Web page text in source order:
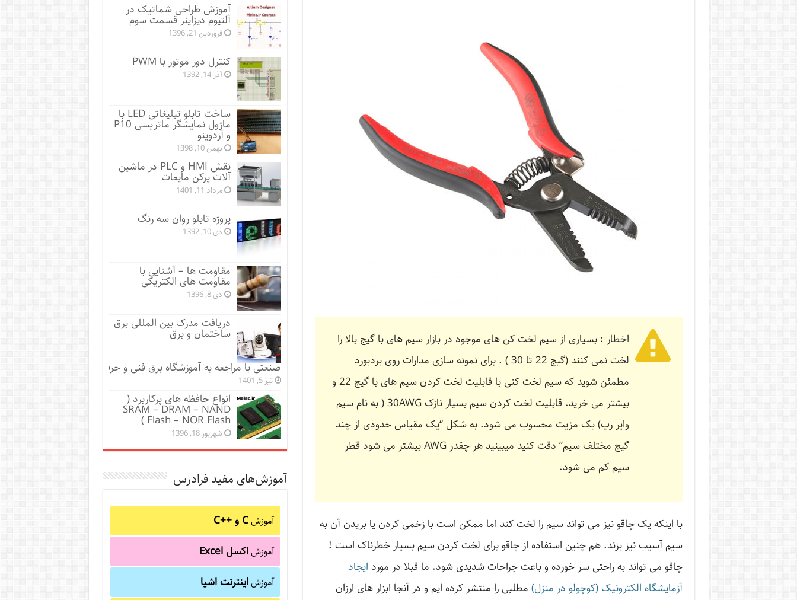
اخطار : بسیاری از سیم لخت کن های موجود در بازار سیم های با گیج بالا را
لخت نمی کنند (گیج 22 تا 30 ) . برای نمونه سازی مدارات روی بردبورد
مطمئن شوید که سیم لخت کنی با قابلیت لخت کردن سیم های با گیج 22 و
بیشتر می خرید. قابلیت لخت کردن سیم بسیار نازک 30AWG ( به نام سیم
وایر رپ) یک مزیت محسوب می شود. به شکل “یک مقیاس حدودی از چند
گیج مختلف سیم” دقت کنید میبینید هر چقدر AWG بیشتر می شود قطر
سیم کم می شود.
با اینکه یک چاقو نیز می تواند سیم را لخت کند اما ممکن است با زخمی کردن یا بریدن آن به
سیم آسیب نیز بزند. هم چنین استفاده از چاقو برای لخت کردن سیم بسیار خطرناک است !
چاقو می تواند به راحتی سر خورده و باعث جراحات شدیدی شود. ما قبلا در مورد ایجاد
آزمایشگاه الکترونیک (کوچولو در منزل) مطلبی را منتشر کرده ایم و در آنجا ابزار های ارزان
آموزش طراحی شماتیک در
آلتیوم دیزاینر قسمت سوم
فروردین 21, 1396
کنترل دور موتور با PWM
آذر 14, 1392
ساخت تابلو تبلیغاتی LED با
ماژول نمایشگر ماتریسی P10
و آردوینو
بهمن 10, 1398
نقش HMI و PLC در ماشین
آلات پرکن مایعات
مرداد 11, 1401
پروژه تابلو روان سه رنگ
دی 10, 1392
مقاومت‌ ها – آشنایی با
مقاومت های الکتریکی
دی 8, 1396
دریافت مدرک بین المللی برق
ساختمان و برق
صنعتی با مراجعه به آموزشگاه برق فنی و حرفه‌ای
تیر 5, 1401
انواع حافظه های پرکاربرد (
SRAM – DRAM – NAND
Flash – NOR Flash )
شهریور 18, 1396
آموزش‌های مفید فرادرس
آموزشC و C++‎
آموزشاکسل Excel
آموزشاینترنت اشیا